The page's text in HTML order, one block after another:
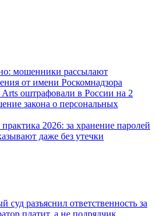
мошенники рассылают
от имени Роскомнадзора
Arts оштрафовали в России на 2
закона о персональных
2026: за хранение паролей
даже без утечки
суд разъяснил ответственность за
платит, а не подрядчик